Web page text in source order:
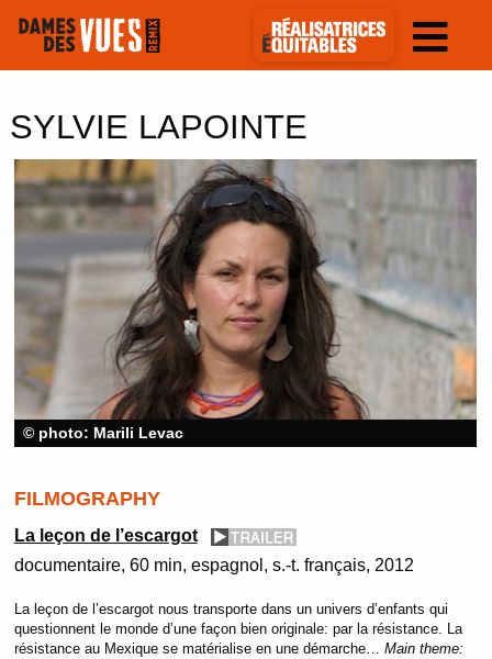
SYLVIE LAPOINTE
© photo: Marili Levac
FILMOGRAPHY
La leçon de l’escargot
documentaire 60 min espagnol, s.-t. français 2012
La leçon de l’escargot nous transporte dans un univers d’enfants qui
questionnent le monde d’une façon bien originale: par la résistance. La
résistance au Mexique se matérialise en une démarche… Main theme: